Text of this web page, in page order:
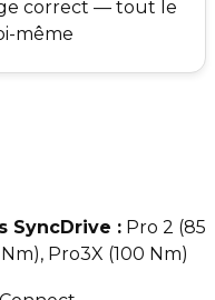
correct — tout le
même
SyncDrive : Pro 2 (85
Pro3X (100 Nm)